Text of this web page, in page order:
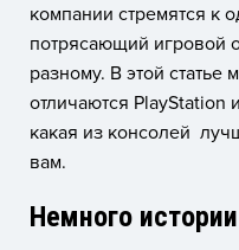
компании стремятся к
потрясающий игровой
разному. В этой
отличаются PlayStation
какая из консолей
вам.
Немного